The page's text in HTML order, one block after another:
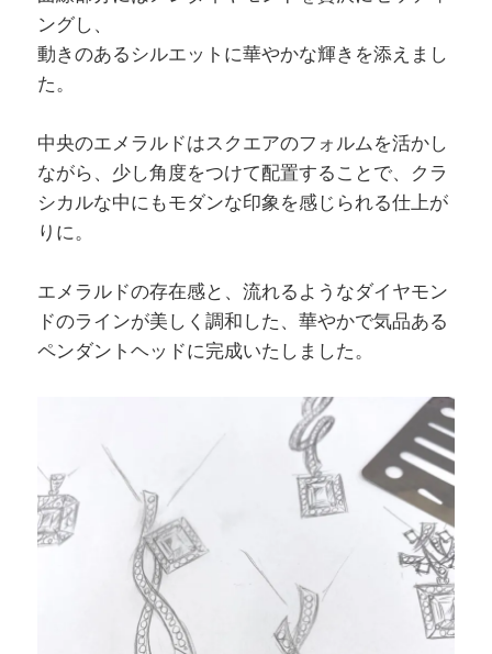
ングし、
動きのあるシルエットに華やかな輝きを添えまし
た。
中央のエメラルドはスクエアのフォルムを活かし
ながら、少し角度をつけて配置することで、クラ
シカルな中にもモダンな印象を感じられる仕上が
りに。
エメラルドの存在感と、流れるようなダイヤモン
ドのラインが美しく調和した、華やかで気品ある
ペンダントヘッドに完成いたしました。